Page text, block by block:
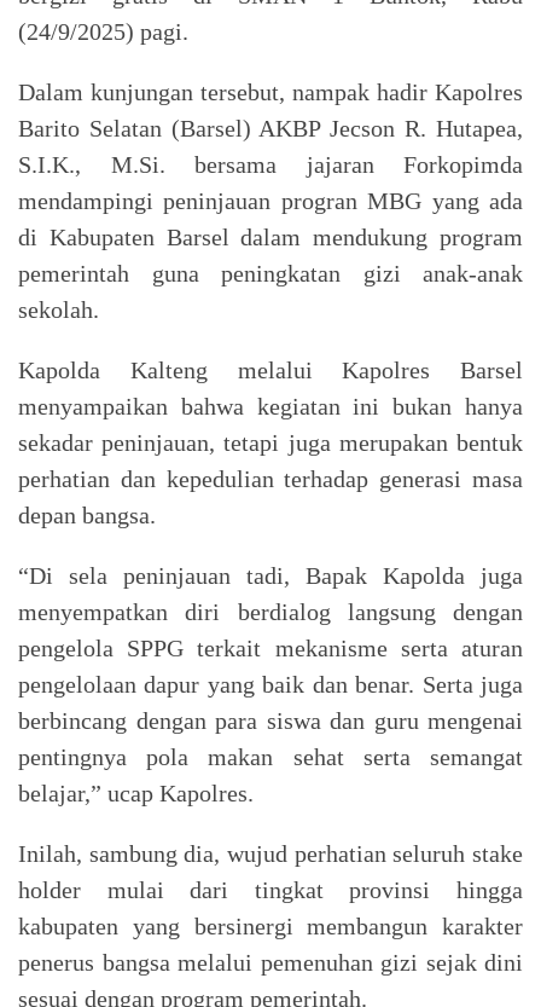
(24/9/2025) pagi.
Dalam kunjungan tersebut, nampak hadir Kapolres
Barito Selatan (Barsel) AKBP Jecson R. Hutapea,
S.I.K., M.Si. bersama jajaran Forkopimda
mendampingi peninjauan progran MBG yang ada
di Kabupaten Barsel dalam mendukung program
pemerintah guna peningkatan gizi anak-anak
sekolah.
Kapolda Kalteng melalui Kapolres Barsel
menyampaikan bahwa kegiatan ini bukan hanya
sekadar peninjauan, tetapi juga merupakan bentuk
perhatian dan kepedulian terhadap generasi masa
depan bangsa.
“Di sela peninjauan tadi, Bapak Kapolda juga
menyempatkan diri berdialog langsung dengan
pengelola SPPG terkait mekanisme serta aturan
pengelolaan dapur yang baik dan benar. Serta juga
berbincang dengan para siswa dan guru mengenai
pentingnya pola makan sehat serta semangat
belajar,” ucap Kapolres.
Inilah, sambung dia, wujud perhatian seluruh stake
holder mulai dari tingkat provinsi hingga
kabupaten yang bersinergi membangun karakter
penerus bangsa melalui pemenuhan gizi sejak dini
sesuai dengan program pemerintah.